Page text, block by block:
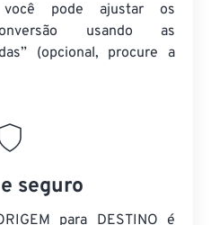
pode ajustar os
usando as
(opcional, procure a
seguro
para DESTINO é